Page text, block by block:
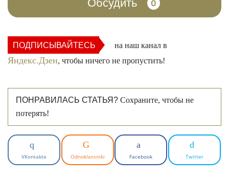
Обсудить 0
ПОДПИСЫВАЙТЕСЬ на наш канал в
Яндекс.Дзен, чтобы ничего не пропустить!
ПОНРАВИЛАСЬ СТАТЬЯ? Сохраните, чтобы не
потерять!
VKontakte Odnoklassniki Facebook Twitter